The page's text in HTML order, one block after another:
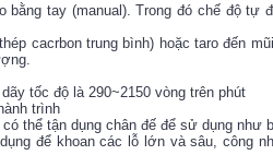
bằng tay (manual). Trong đó chế độ tự
cacrbon trung bình) hoặc taro đến
tốc độ là 290~2150 vòng trên phút
trình
thể tận dụng chân đế để sử dụng như
để khoan các lỗ lớn và sâu, công